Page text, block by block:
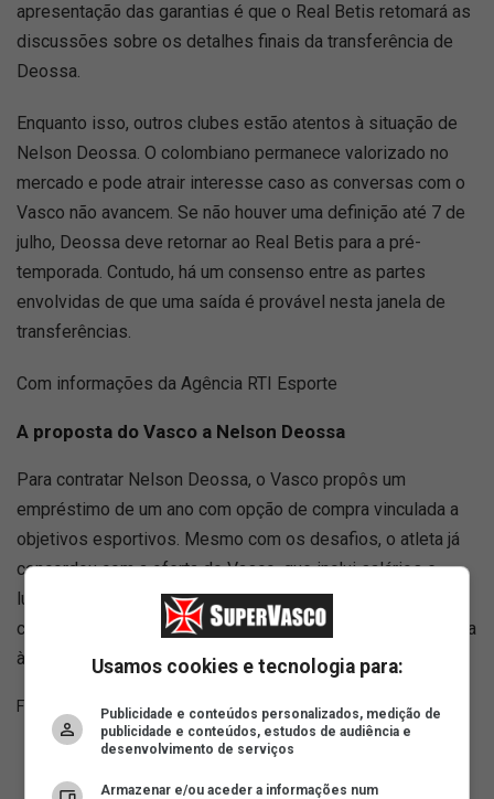
apresentação das garantias é que o Real Betis retomará as
discussões sobre os detalhes finais da transferência de
Deossa.
Enquanto isso, outros clubes estão atentos à situação de
Nelson Deossa. O colombiano permanece valorizado no
mercado e pode atrair interesse caso as conversas com o
Vasco não avancem. Se não houver uma definição até 7 de
julho, Deossa deve retornar ao Real Betis para a pré-
temporada. Contudo, há um consenso entre as partes
envolvidas de que uma saída é provável nesta janela de
transferências.
Com informações da Agência RTI Esporte
A proposta do Vasco a Nelson Deossa
Para contratar Nelson Deossa, o Vasco propôs um
empréstimo de um ano com opção de compra vinculada a
objetivos esportivos. Mesmo com os desafios, o atleta já
concordou com a oferta do Vasco, que inclui salários e
luvas, e considera a transição para o futebol brasileiro
como benéfica. Contudo, a conclusão do acordo está sujeita
à solução dos obstáculos administrativos.
Fonte: SuperVasco‎‎‎‎‎‎
Usamos cookies e tecnologia para:
Publicidade e conteúdos personalizados, medição de
publicidade e conteúdos, estudos de audiência e
desenvolvimento de serviços
Armazenar e/ou aceder a informações num